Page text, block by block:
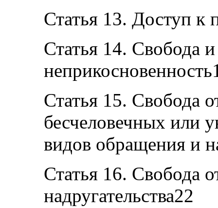
Статья 13. Доступ к
Статья 14. Свобода
Статья 15. Свобода
бесчеловечных или
видов обращения и
Статья 16. Свобода
надругательства22